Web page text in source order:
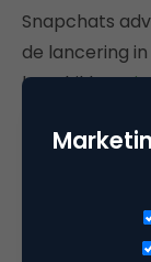
Snapchats
de lancering
beschikbaarin
stappen een